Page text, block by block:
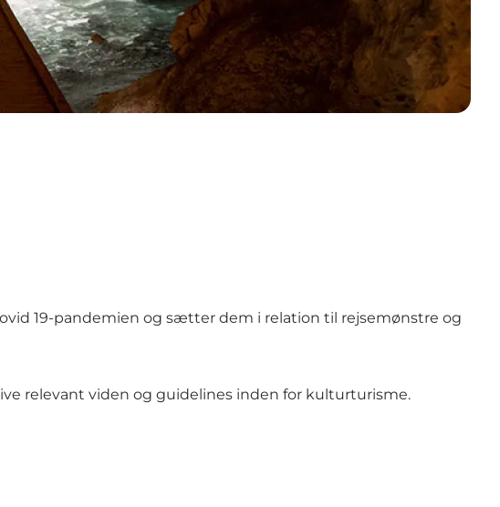
19-pandemien og sætter dem i relation til rejsemønstre og
relevant viden og guidelines inden for kulturturisme.